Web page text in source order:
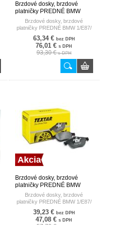
Brzdové dosky, brzdové
platničky PREDNÉ BMW
1/E87/ 120D 04- EPAD
TEXTAR
Brzdové dosky, brzdové
platničky PREDNÉ BMW 1/E87/
120D 04- EPAD
63,34 € bez DPH
76,01 € s DPH
93,30 €s DPH
Akcia
Brzdové dosky, brzdové
platničky PREDNÉ BMW
1/E87/ 120D 04- TEXTAR
Brzdové dosky, brzdové
platničky PREDNÉ BMW 1/E87/
120D 04-
39,23 € bez DPH
47,08 € s DPH